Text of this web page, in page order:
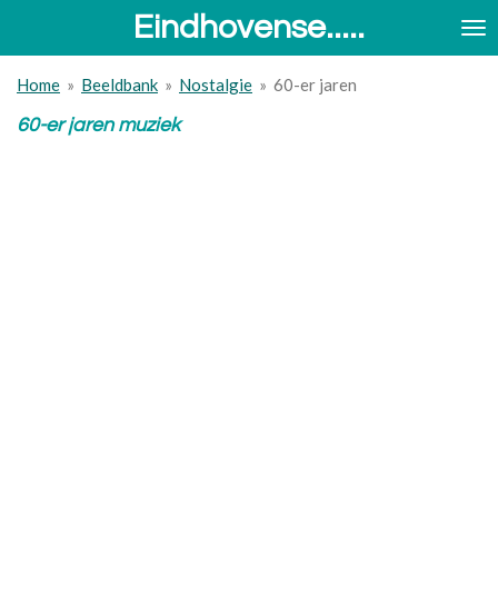
de
hoofdinhoud
Eindhovense.....
Home » Beeldbank » Nostalgie » 60-er jaren
60-er jaren muziek